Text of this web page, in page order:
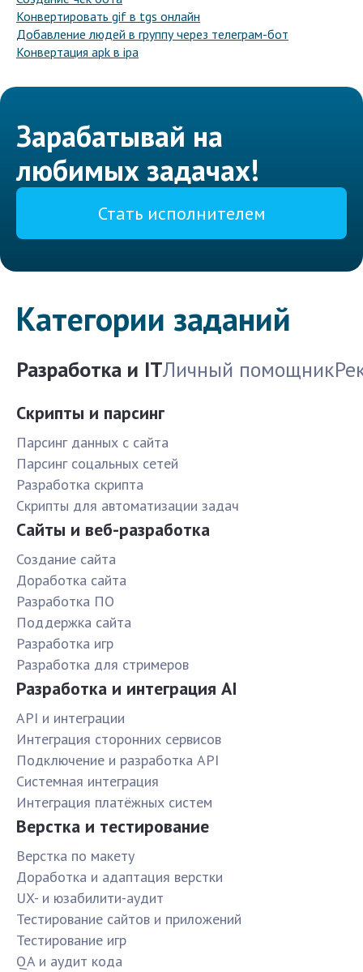
Конвертировать gif в tgs онлайн
Добавление людей в группу через телеграм-бот
Конвертация apk в ipa
Зарабатывай на
любимых задачах!
Стать исполнителем
Категории заданий
Разработка и ITЛичный помощник
Скрипты и парсинг
Парсинг данных с сайта
Парсинг соцальных сетей
Разработка скрипта
Скрипты для автоматизации задач
Сайты и веб-разработка
Создание сайта
Доработка сайта
Разработка ПО
Поддержка сайта
Разработка игр
Разработка для стримеров
Разработка и интеграция AI
API и интеграции
Интеграция сторонних сервисов
Подключение и разработка API
Системная интеграция
Интеграция платёжных систем
Верстка и тестирование
Верстка по макету
Доработка и адаптация верстки
UX- и юзабилити-аудит
Тестирование сайтов и приложений
Тестирование игр
QA и аудит кода